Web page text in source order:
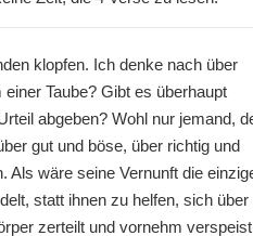
klopfen. Ich denke nach über
Taube? Gibt es überhaupt
abgeben? Wohl nur jemand,
gut und böse, über richtig und
Als wäre seine Vernunft die
statt ihnen zu helfen, sich über
zerteilt und vornehm